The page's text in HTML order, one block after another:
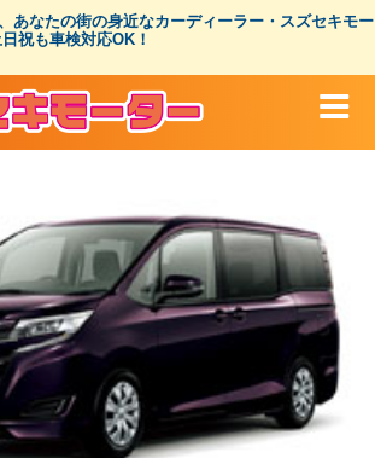
あなたの街の身近なカーディーラー・スズセキモー
祝も車検対応OK！